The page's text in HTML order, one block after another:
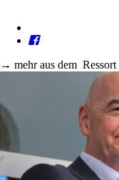
→ mehr aus dem Ressort